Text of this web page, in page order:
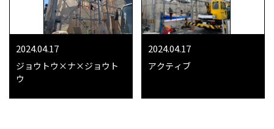
2024.04.17
ジョウトウ×ナ×ジョウト
ウ
2024.04.17
アクティブ